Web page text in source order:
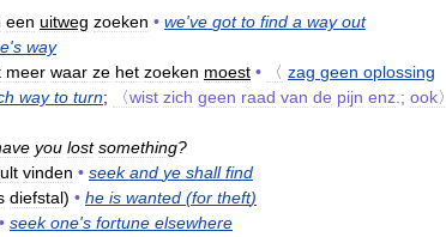
een uitweg zoeken • we've got to find a way out
's way
meer waar ze het zoeken moest • 〈 zag geen oplossing
way to turn; 〈wist zich geen raad van de pijn enz .; ook〉
you lost something?
vinden • seek and ye shall find
diefstal) • he is wanted (for theft)
• seek one's fortune elsewhere